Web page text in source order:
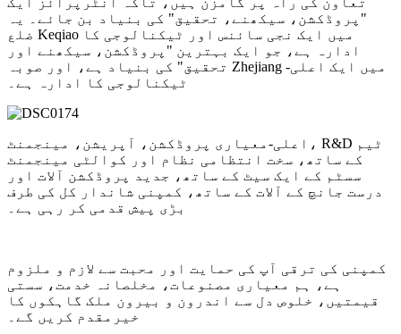
"پروڈکشن، سیکھنے، تحقیق" کی بنیاد بن جائے۔ یہ
ضلع Keqiao میں ایک نجی سائنس اور ٹیکنالوجی کا
ادارہ ہے، جو ایک بہترین "پروڈکشن، سیکھنے اور
تحقیق" کی بنیاد ہے، اور صوبہ Zhejiang میں ایک اعلی-
ٹیکنالوجی کا ادارہ ہے۔
اعلی-معیاری پروڈکشن، آپریشن، مینجمنٹ، R&D ٹیم
کے ساتھ، سخت انتظامی نظام اور کوالٹی مینجمنٹ
سسٹم کے ایک سیٹ کے ساتھ، جدید پروڈکشن آلات اور
درست جانچ کے آلات کے ساتھ، کمپنی شاندار کل کی طرف
بڑی پیش قدمی کر رہی ہے۔
کمپنی کی ترقی آپ کی حمایت اور محبت سے لازم و ملزوم
ہے، ہم معیاری مصنوعات، مخلصانہ خدمت، سستی
قیمتیں، خلوص دل سے اندرون و بیرون ملک گاہکوں کا
خیرمقدم کریں گے۔